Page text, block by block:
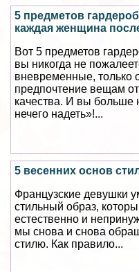
5 предметов
каждая женщина
Вот 5 предметов
вы никогда не
вневременные, только
предпочтение вещам
качества. И вы больше
нечего надеть»!...
5 весенних основ
Французские дeвyшки
стильный образ,
естественно и
мы снова и снова
стилю. Как правило...